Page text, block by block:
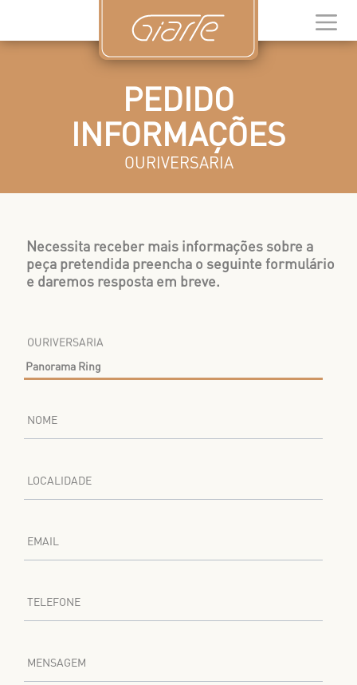
PEDIDO
INFORMAÇÕES
OURIVERSARIA
Necessita receber mais informações sobre a
peça pretendida preencha o seguinte formulário
e daremos resposta em breve.
OURIVERSARIA
NOME
LOCALIDADE
EMAIL
TELEFONE
MENSAGEM